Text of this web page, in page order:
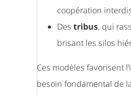
coopération
Des tribus, qui
brisant les silos
Ces modèles favorisent
besoin fondamental de